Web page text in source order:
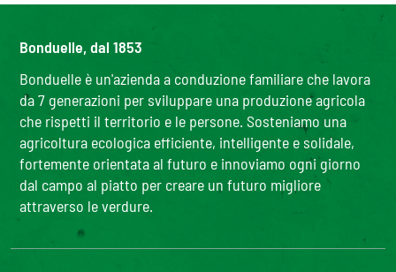
Bonduelle, dal 1853
Bonduelle è un'azienda a conduzione familiare che lavora
da 7 generazioni per sviluppare una produzione agricola
che rispetti il territorio e le persone. Sosteniamo una
agricoltura ecologica efficiente, intelligente e solidale,
fortemente orientata al futuro e innoviamo ogni giorno
dal campo al piatto per creare un futuro migliore
attraverso le verdure.